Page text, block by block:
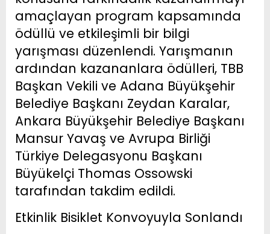
amaçlayan program kapsamında
ödüllü ve etkileşimli bir bilgi
yarışması düzenlendi. Yarışmanın
ardından kazananlara ödülleri, TBB
Başkan Vekili ve Adana Büyükşehir
Belediye Başkanı Zeydan Karalar,
Ankara Büyükşehir Belediye Başkanı
Mansur Yavaş ve Avrupa Birliği
Türkiye Delegasyonu Başkanı
Büyükelçi Thomas Ossowski
tarafından takdim edildi.
Etkinlik Bisiklet Konvoyuyla Sonlandı